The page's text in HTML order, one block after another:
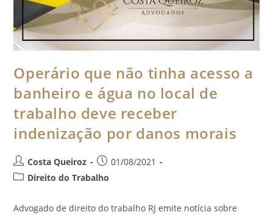
Operário que não tinha acesso a
banheiro e água no local de
trabalho deve receber
indenização por danos morais
Costa Queiroz
01/08/2021
Direito do Trabalho
Advogado de direito do trabalho RJ emite notícia sobre